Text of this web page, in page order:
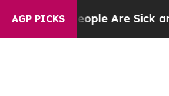
AGP PICKS
“People Are Sick and